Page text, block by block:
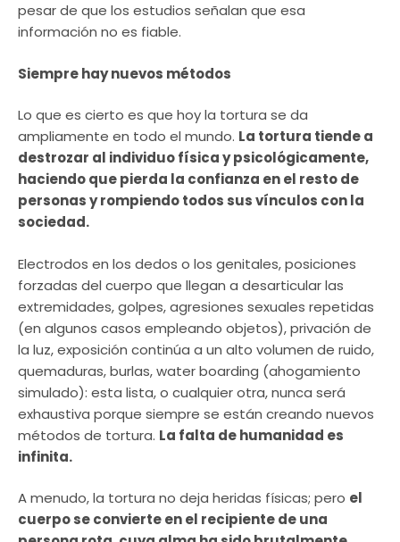
pesar de que los estudios señalan que esa
información no es fiable.
Siempre hay nuevos métodos
Lo que es cierto es que hoy la tortura se da
ampliamente en todo el mundo. La tortura tiende a
destrozar al individuo física y psicológicamente,
haciendo que pierda la confianza en el resto de
personas y rompiendo todos sus vínculos con la
sociedad.
Electrodos en los dedos o los genitales, posiciones
forzadas del cuerpo que llegan a desarticular las
extremidades, golpes, agresiones sexuales repetidas
(en algunos casos empleando objetos), privación de
la luz, exposición continúa a un alto volumen de ruido,
quemaduras, burlas, water boarding (ahogamiento
simulado): esta lista, o cualquier otra, nunca será
exhaustiva porque siempre se están creando nuevos
métodos de tortura. La falta de humanidad es
infinita.
A menudo, la tortura no deja heridas físicas; pero el
cuerpo se convierte en el recipiente de una